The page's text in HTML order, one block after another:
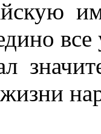
все